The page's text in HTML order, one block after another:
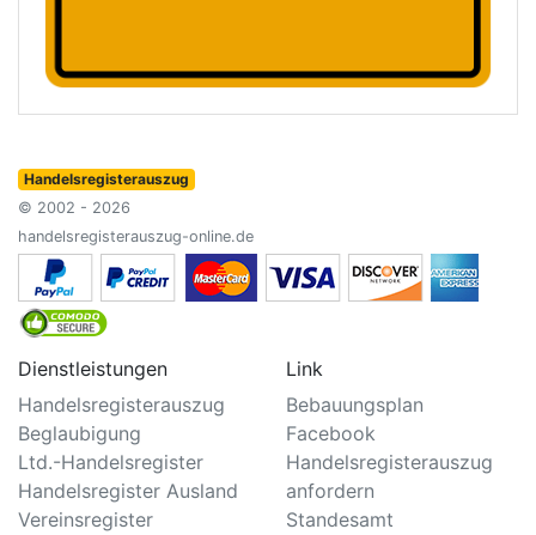
Handelsregisterauszug
© 2002 - 2026
handelsregisterauszug-online.de
Dienstleistungen
Handelsregisterauszug
Beglaubigung
Ltd.-Handelsregister
Handelsregister Ausland
Vereinsregister
Link
Bebauungsplan
Facebook
Handelsregisterauszug
anfordern
Standesamt